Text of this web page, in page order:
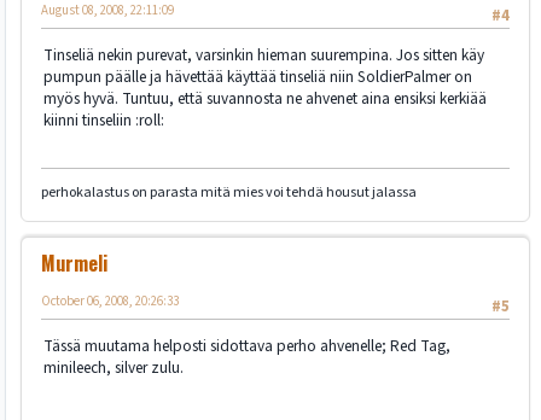
#4
August 08, 2008, 22:11:09
Tinseliä nekin purevat, varsinkin hieman suurempina. Jos sitten käy
pumpun päälle ja hävettää käyttää tinseliä niin SoldierPalmer on
myös hyvä. Tuntuu, että suvannosta ne ahvenet aina ensiksi kerkiää
kiinni tinseliin :roll:
perhokalastus on parasta mitä mies voi tehdä housut jalassa
Murmeli
#5
October 06, 2008, 20:26:33
Tässä muutama helposti sidottava perho ahvenelle; Red Tag,
minileech, silver zulu.